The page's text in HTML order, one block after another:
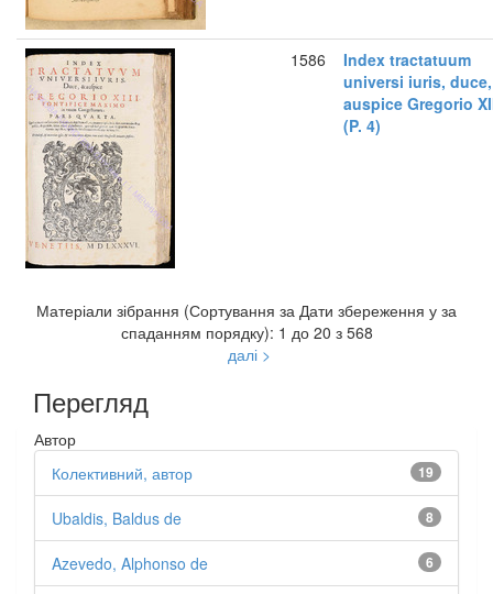
1586
Index tractatuum
universi iuris,
auspice Gregorio
(P. 4)
Матеріали зібрання (Сортування за Дати збереження у за
спаданням порядку): 1 до 20 з 568
далі >
Перегляд
Автор
19
Колективний, автор
8
Ubaldis, Baldus de
6
Azevedo, Alphonso de